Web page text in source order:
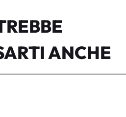
ANCHE